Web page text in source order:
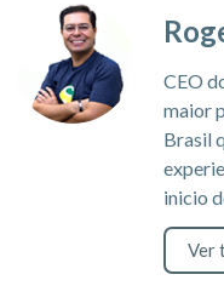
CEO
maior
Brasil
inicio
Ver